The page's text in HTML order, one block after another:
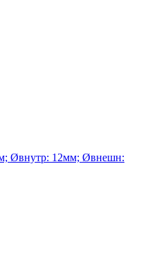
Øвнутр: 12мм; Øвнешн: